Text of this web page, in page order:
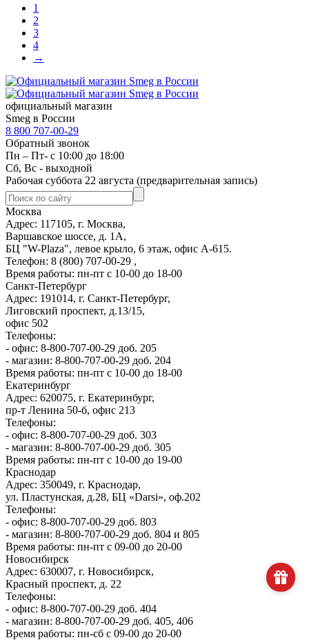
1
2
3
4
→
официальный магазин
Smeg в России
8 800 707-00-29
Обратный звонок
Пн – Пт- с 10:00 до 18:00
Сб, Вс - выходной
Рабочая суббота 22 августа (предварительная запись)
Москва
Адрес: 117105, г. Москва,
Варшавское шоссе, д. 1А,
БЦ "W-Plaza", левое крыло, 6 этаж, офис А-615.
Телефон: 8 (800) 707-00-29 ,
Время работы: пн-пт с 10-00 до 18-00
Санкт-Петербург
Адрес: 191014, г. Санкт-Петербург,
Лиговский проспект, д.13/15,
офис 502
Телефоны:
- офис: 8-800-707-00-29 доб. 205
- магазин: 8-800-707-00-29 доб. 204
Время работы: пн-пт с 10-00 до 18-00
Екатеринбург
Адрес: 620075, г. Екатеринбург,
пр-т Ленина 50-б, офис 213
Телефоны:
- офис: 8-800-707-00-29 доб. 303
- магазин: 8-800-707-00-29 доб. 305
Время работы: пн-пт с 10-00 до 19-00
Краснодар
Адрес: 350049, г. Краснодар,
ул. Пластунская, д.28, БЦ «Darsi», оф.202
Телефоны:
- офис: 8-800-707-00-29 доб. 803
- магазин: 8-800-707-00-29 доб. 804 и 805
Время работы: пн-пт с 09-00 до 20-00
Новосибирск
Адрес: 630007, г. Новосибирск,
Красный проспект, д. 22
Телефоны:
- офис: 8-800-707-00-29 доб. 404
- магазин: 8-800-707-00-29 доб. 405, 406
Время работы: пн-сб с 09-00 до 20-00